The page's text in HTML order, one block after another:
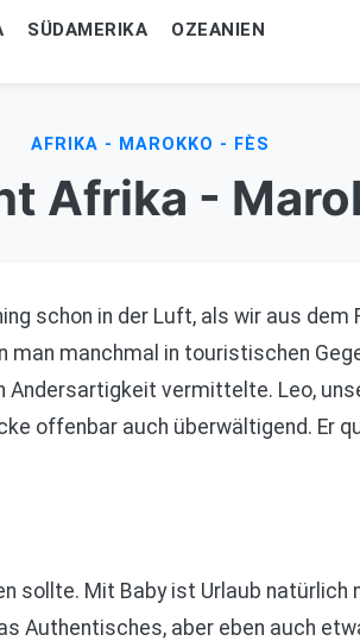
SÜDAMERIKA OZEANIEN
AFRIKA - MAROKKO - FÈS
Afrika -
schon in der Luft, als wir aus
manchmal in touristischen
vermittelte. Leo,
offenbar auch überwältigend. Er
sollte. Mit Baby ist Urlaub natürlich
Authentisches, aber eben auch